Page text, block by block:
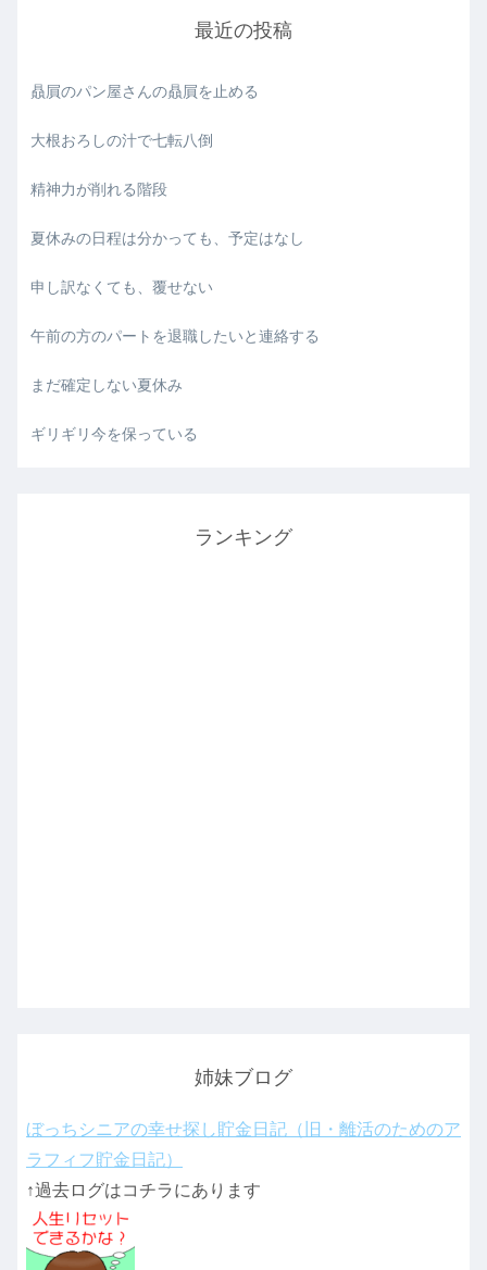
最近の投稿
贔屓のパン屋さんの贔屓を止める
大根おろしの汁で七転八倒
精神力が削れる階段
夏休みの日程は分かっても、予定はなし
申し訳なくても、覆せない
午前の方のパートを退職したいと連絡する
まだ確定しない夏休み
ギリギリ今を保っている
ランキング
姉妹ブログ
ぼっちシニアの幸せ探し貯金日記（旧・離活のためのア
ラフィフ貯金日記）
↑過去ログはコチラにあります